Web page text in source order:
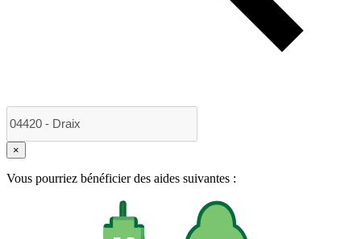
×
Vous pourriez bénéficier des aides suivantes :